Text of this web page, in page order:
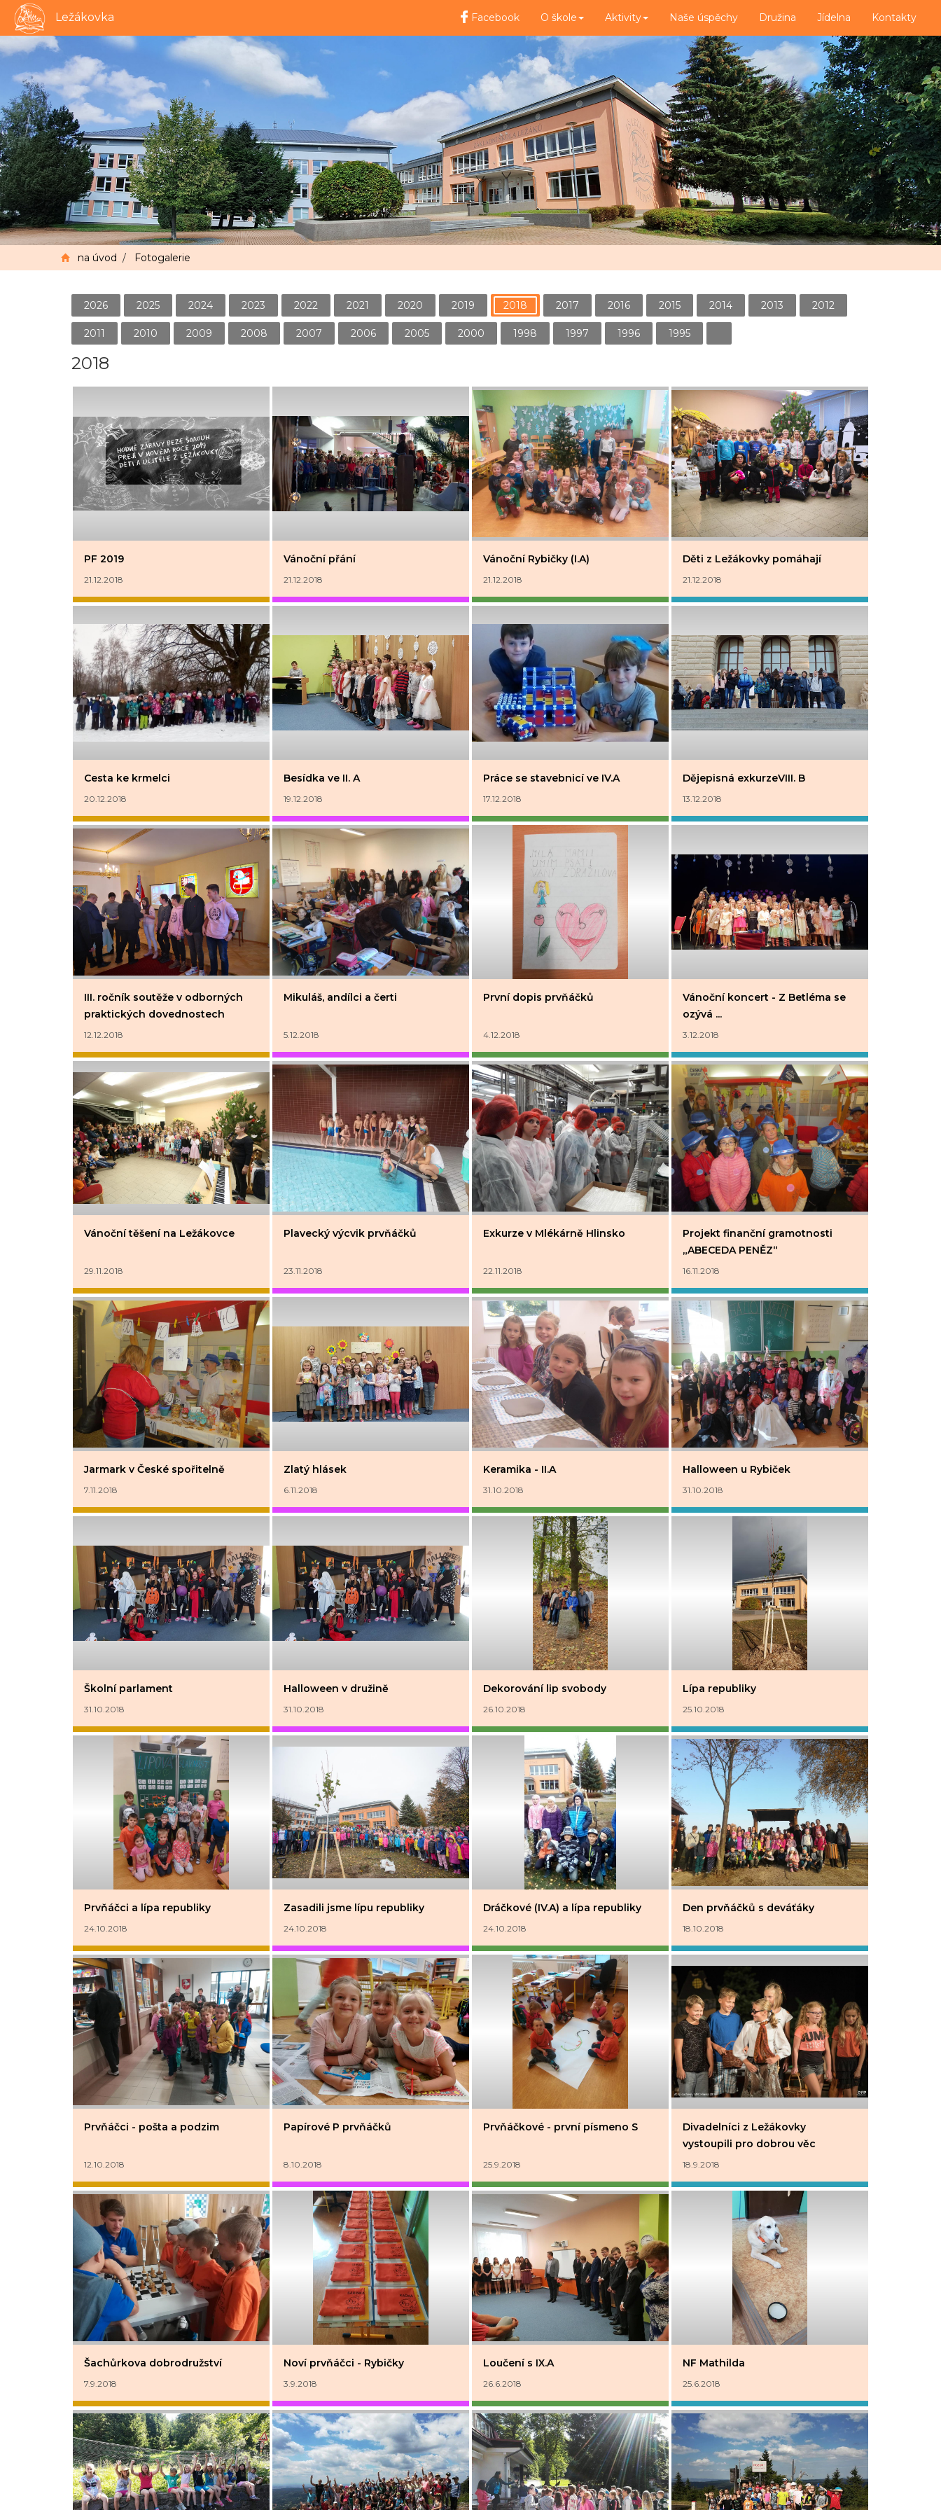
Ležákovka Facebook O škole Aktivity Naše úspěchy Družina Jídelna Kontakty
na úvod / Fotogalerie
2026 2025 2024 2023 2022 2021 2020 2019 2018 2017 2016 2015 2014 2013 2012
2011 2010 2009 2008 2007 2006 2005 2000 1998 1997 1996 1995
2018
PF 2019
21.12.2018
Vánoční přání
21.12.2018
Vánoční Rybičky (I.A)
21.12.2018
Děti z Ležákovky pomáhají
21.12.2018
Cesta ke krmelci
20.12.2018
Besídka ve II. A
19.12.2018
Práce se stavebnicí ve IV.A
17.12.2018
Dějepisná exkurzeVIII. B
13.12.2018
III. ročník soutěže v odborných
praktických dovednostech
12.12.2018
Mikuláš, andílci a čerti
5.12.2018
První dopis prvňáčků
4.12.2018
Vánoční koncert - Z Betléma se
ozývá ...
3.12.2018
Vánoční těšení na Ležákovce
29.11.2018
Plavecký výcvik prvňáčků
23.11.2018
Exkurze v Mlékárně Hlinsko
22.11.2018
Projekt finanční gramotnosti
„ABECEDA PENĚZ“
16.11.2018
Jarmark v České spořitelně
7.11.2018
Zlatý hlásek
6.11.2018
Keramika - II.A
31.10.2018
Halloween u Rybiček
31.10.2018
Školní parlament
31.10.2018
Halloween v družině
31.10.2018
Dekorování lip svobody
26.10.2018
Lípa republiky
25.10.2018
Prvňáčci a lípa republiky
24.10.2018
Zasadili jsme lípu republiky
24.10.2018
Dráčkové (IV.A) a lípa republiky
24.10.2018
Den prvňáčků s deváťáky
18.10.2018
Prvňáčci - pošta a podzim
12.10.2018
Papírové P prvňáčků
8.10.2018
Prvňáčkové - první písmeno S
25.9.2018
Divadelníci z Ležákovky
vystoupili pro dobrou věc
18.9.2018
Šachůrkova dobrodružství
7.9.2018
Noví prvňáčci - Rybičky
3.9.2018
Loučení s IX.A
26.6.2018
NF Mathilda
25.6.2018